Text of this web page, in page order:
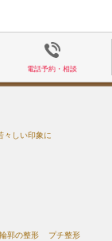
電話予約・相談
々しい印象に
輪郭の整形 プチ整形